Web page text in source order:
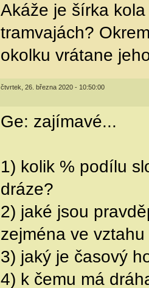
Akáže je šírka
tramvajách?
okolku vrátane
čtvrtek, 26. března 2020 - 10:50:00
Ge: zajímavé...
1) kolik % podílu
dráze?
2) jaké jsou
zejména ve
3) jaký je časový
4) k čemu má